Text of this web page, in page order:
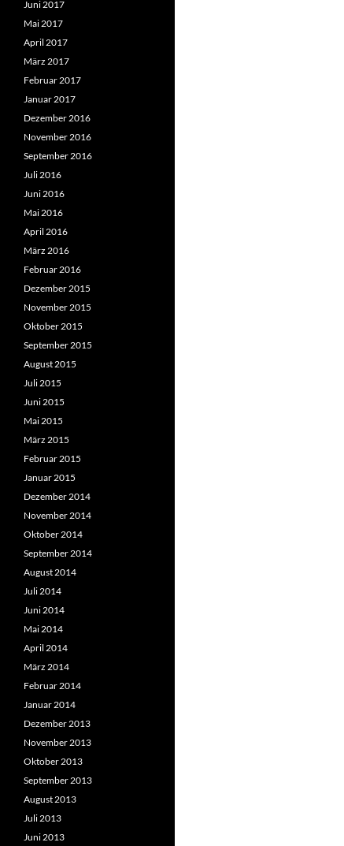
Juni 2017
Mai 2017
April 2017
März 2017
Februar 2017
Januar 2017
Dezember 2016
November 2016
September 2016
Juli 2016
Juni 2016
Mai 2016
April 2016
März 2016
Februar 2016
Dezember 2015
November 2015
Oktober 2015
September 2015
August 2015
Juli 2015
Juni 2015
Mai 2015
März 2015
Februar 2015
Januar 2015
Dezember 2014
November 2014
Oktober 2014
September 2014
August 2014
Juli 2014
Juni 2014
Mai 2014
April 2014
März 2014
Februar 2014
Januar 2014
Dezember 2013
November 2013
Oktober 2013
September 2013
August 2013
Juli 2013
Juni 2013